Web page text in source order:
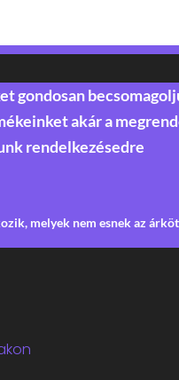
gondosan
akár a
rendelkezésedre
melyek nem esnek az